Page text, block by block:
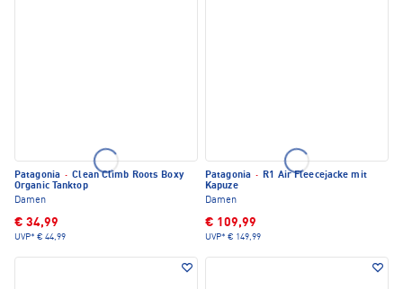
Patagonia · Clean Climb Roots Boxy
Organic Tanktop
Damen
€ 34,99
UVP* € 44,99
Patagonia · R1 Air Fleecejacke mit
Kapuze
Damen
€ 109,99
UVP* € 149,99